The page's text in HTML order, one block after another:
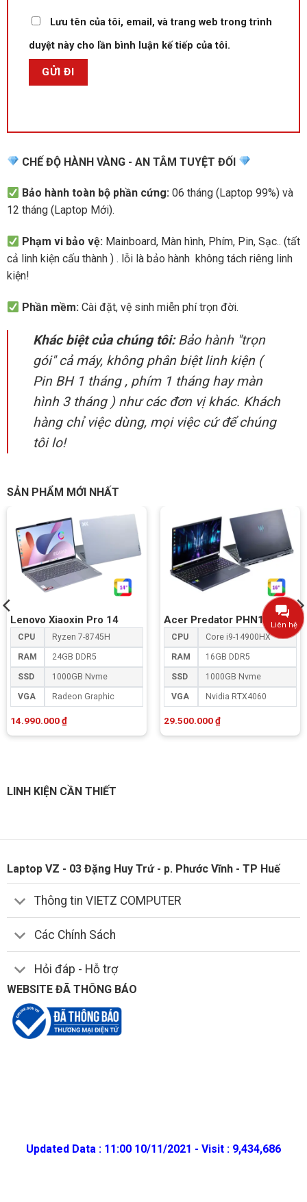
Đây là dòng GPU cho hiệu suất hoàn hảo, kể cả hoạt động
GPU NVIDIA GeForce RTX 3050 sử dụng kiến trúc Ampere
mới nhất, với các lõi Ray Tracing mới, lõi Tensor và các bộ đa
xử lý phát trực tuyến, mang đến bước nhảy vọt về hiệu năng,
mọi game ở thiết lập Full HD, từ những game eSports cho đến
các game bom tấn AAA.
Quạt thông minh
tốc độ quạt, cho hiệu quả cao hơn và giảm nhiệt độ CPU lẫn
thoát nhiệt thông minh.
Tất cả đều sẵn sàng sau phím bấm duy nhất kích hoạt Nitro
Lưu tên của tôi, email, và trang web trong trình
duyệt này cho lần bình luận kế tiếp của tôi.
CHẾ ĐỘ HÀNH VÀNG - AN TÂM TUYỆT ĐỐI
Bảo hành toàn bộ phần cứng: 06 tháng (Laptop 99%) và
12 tháng (Laptop Mới).
Phạm vi bảo vệ: Mainboard, Màn hình, Phím, Pin, Sạc.. (tất
cả linh kiện cấu thành ) . lỗi là bảo hành không tách riêng linh
kiện!
Phần mềm: Cài đặt, vệ sinh miễn phí trọn đời.
Khác biệt của chúng tôi:Bảo hành "trọn
gói" cả máy, không phân biệt linh kiện (
Pin BH 1 tháng , phím 1 tháng hay màn
hình 3 tháng ) như các đơn vị khác. Khách
hàng chỉ việc dùng, mọi việc cứ để chúng
tôi lo!
SẢN PHẨM MỚI NHẤT
Lenovo Xiaoxin Pro 14
CPU Ryzen 7-8745H
RAM 24GB DDR5
SSD 1000GB Nvme
VGA Radeon Graphic
14.990.000₫
Acer Predator PHN16-72
CPU Core i9-14900HX
RAM 16GB DDR5
SSD 1000GB Nvme
VGA Nvidia RTX4060
29.500.000₫
LINH KIỆN CẦN THIẾT
Laptop VZ - 03 Đặng Huy Trứ - p. Phước Vĩnh - TP Huế
Thông tin VIETZ COMPUTER
Các Chính Sách
Hỏi đáp - Hỗ trợ
WEBSITE ĐÃ THÔNG BÁO
Updated Data : 11:00 10/11/2021 - Visit : 9,434,686
Liên hệ